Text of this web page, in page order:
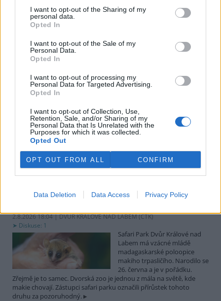
I want to opt-out of the Sharing of my
personal data.
Opted In
I want to opt-out of the Sale of my
Personal Data.
Opted In
I want to opt-out of processing my
Personal Data for Targeted Advertising.
Opted In
I want to opt-out of Collection, Use,
Retention, Sale, and/or Sharing of my
Personal Data that Is Unrelated with the
Purposes for which it was collected.
Opted Out
OPT OUT FROM ALL CONFIRM
Data Deletion Data Access Privacy Policy
zemědělské, příměstské a lesní
krajiny v okolí Liberce a německé Žitavy. Na společném
přeshraničním projektu budou spolupracovat tři organizace:
Čmelák – Společnost přátel přírody, Centrum ochrany přírody
Žitavské hory a Mezinárodní centrum setkávání St. Marienthal,
uvedl předseda spolku Čmelák Jan Korytář.
Sklizeň bylinek na Pardubicku je náročná a trvá měsíce
2.8.2026 18:12 | KŘIČEŇ (
mnohem náročnější než
běžných zemědělských plodin.
Zatímco obilí zvládnou
několika týdnů, u bylinek práce trvá měsíce. V Křični na Pardubicku
o tom vědí své, na Statku Junek vrcholí jedna z nejnáročnějších
částí sezony. ČTK to řekla majitelka hospodářství Iva Junková.
Safari Park Dvůr Králové nad Labem má vzácné mládě
2.8.2026 18:04 | DVŮR KRÁLOVÉ NAD LABEM (ČTK)
Diskuse: 1
Safari Park Dvůr Králové nad
Labem má vzácné mládě
madagaskarské poloopice
makiho trpasličího. Narodilo se
26. června a je v pořádku.
Zřejmě je to samec. Dvorská zoo je jednou z mála na světě, kde
makie chovají. Zástupci safari parku označili přírůstek tohoto
druhu za pozoruhodný.